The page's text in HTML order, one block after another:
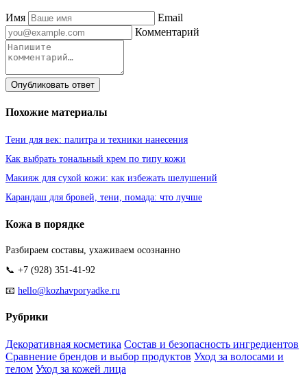
Имя
Email
Комментарий
Опубликовать ответ
Похожие материалы
Тени для век: палитра и техники нанесения
Как выбрать тональный крем по типу кожи
Макияж для сухой кожи: как избежать шелушений
Карандаш для бровей, тени, помада: что лучше
Кожа в порядке
Разбираем составы, ухаживаем осознанно
📞 +7 (928) 351-41-92
📧 hello@kozhavporyadke.ru
Рубрики
Декоративная косметика Состав и безопасность ингредиентов
Сравнение брендов и выбор продуктов Уход за волосами и
телом Уход за кожей лица